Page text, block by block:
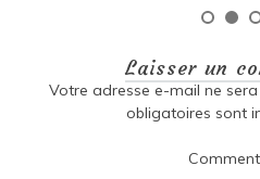
Laisser un
Votre adresse e-mail ne
obligatoires sont